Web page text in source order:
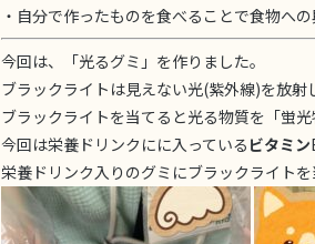
・自分で作ったものを食べることで食物への
今回は、「光るグミ」を作りました。
ブラックライトは見えない光(紫外線)を放
ブラックライトを当てると光る物質を「蛍光
今回は栄養ドリンクにに入っている ビタミン
栄養ドリンク入りのグミにブラックライト